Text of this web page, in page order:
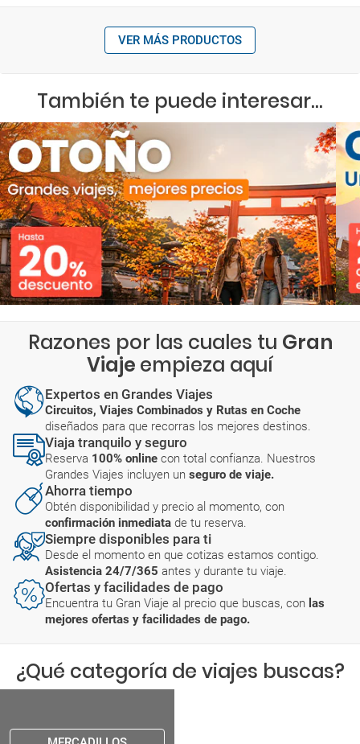
VER MÁS PRODUCTOS
También te puede interesar...
Razones por las cuales tu Gran
Viaje empieza aquí
Expertos en Grandes Viajes
Circuitos, Viajes Combinados y Rutas en Coche
diseñados para que recorras los mejores destinos.
Viaja tranquilo y seguro
Reserva 100% online con total confianza. Nuestros
Grandes Viajes incluyen un seguro de viaje.
Ahorra tiempo
Obtén disponibilidad y precio al momento, con
confirmación inmediata de tu reserva.
Siempre disponibles para ti
Desde el momento en que cotizas estamos contigo.
Asistencia 24/7/365 antes y durante tu viaje.
Ofertas y facilidades de pago
Encuentra tu Gran Viaje al precio que buscas, con las
mejores ofertas y facilidades de pago.
¿Qué categoría de viajes buscas?